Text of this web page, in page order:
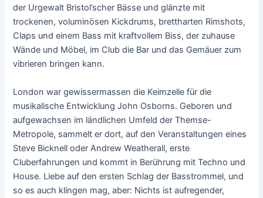
der Urgewalt Bristol’scher Bässe und glänzte mit
trockenen, voluminösen Kickdrums, brettharten Rimshots,
Claps und einem Bass mit kraftvollem Biss, der zuhause
Wände und Möbel, im Club die Bar und das Gemäuer zum
vibrieren bringen kann.
London war gewissermassen die Keimzelle für die
musikalische Entwicklung John Osborns. Geboren und
aufgewachsen im ländlichen Umfeld der Themse-
Metropole, sammelt er dort, auf den Veranstaltungen eines
Steve Bicknell oder Andrew Weatherall, erste
Cluberfahrungen und kommt in Berührung mit Techno und
House. Liebe auf den ersten Schlag der Basstrommel, und
so es auch klingen mag, aber: Nichts ist aufregender,